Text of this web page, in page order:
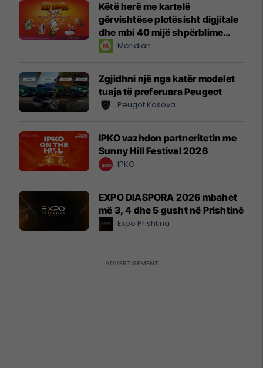
Këtë herë me kartelë
gërvishtëse plotësisht digjitale
dhe mbi 40 mijë shpërblime
instant!Meridian
Zgjidhni një nga katër modelet
tuaja të preferuara Peugeot
Peugot Kosova
IPKO vazhdon partneritetin me
Sunny Hill Festival 2026
IPKO
EXPO DIASPORA 2026 mbahet
më 3, 4 dhe 5 gusht në Prishtinë
Expo Prishtina